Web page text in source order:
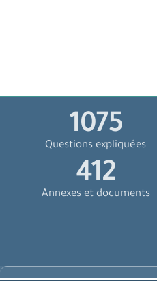
1271
Questions expliquées
487
Annexes et documents